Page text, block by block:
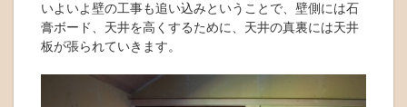
いよいよ壁の工事も追い込みということで、壁側には石
膏ボード、天井を高くするために、天井の真裏には天井
板が張られていきます。